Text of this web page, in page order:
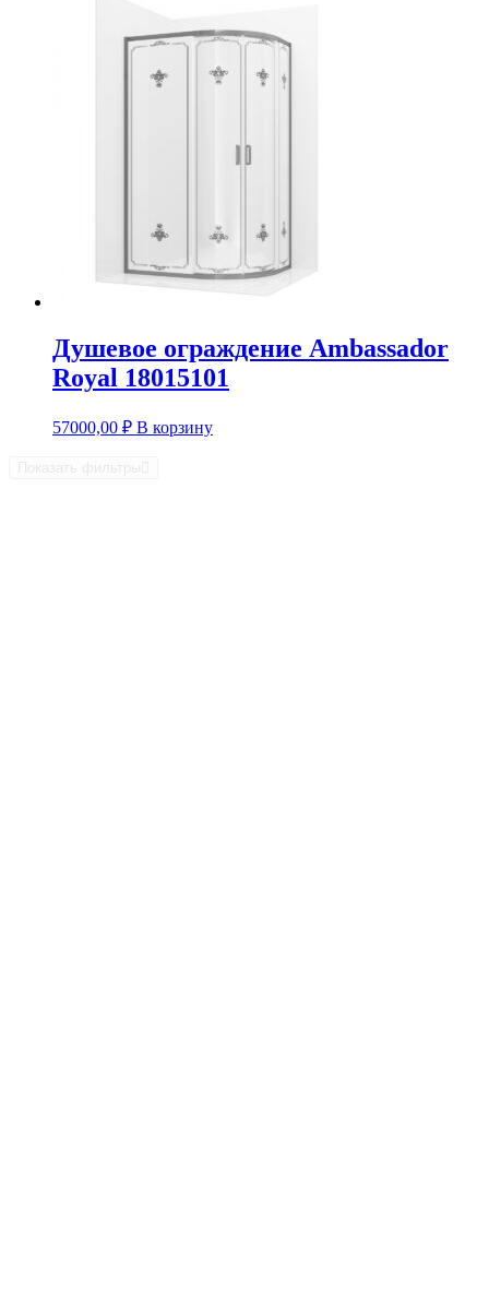
Душевое ограждение Ambassador
Royal 18015101
57000,00 ₽ В корзину